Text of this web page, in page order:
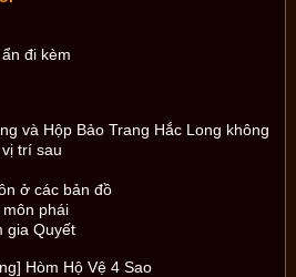
đi kèm
và Hộp Bảo Trang Hắc Long không
trí sau
ở các bản đồ
phái
gia Quyết
Hòm Hộ Vệ 4 Sao